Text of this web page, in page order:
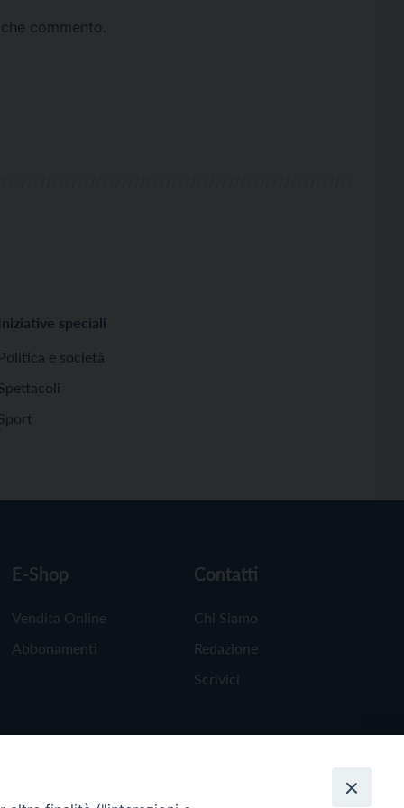
commento.
Iniziative speciali
Politica e società
E-Shop
Vendita Online
Abbonamenti
Contatti
Chi Siamo
Redazione
Scrivici